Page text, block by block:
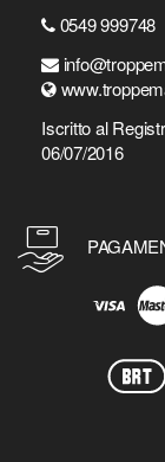
0549 999748
Iscritto al
06/07/2016